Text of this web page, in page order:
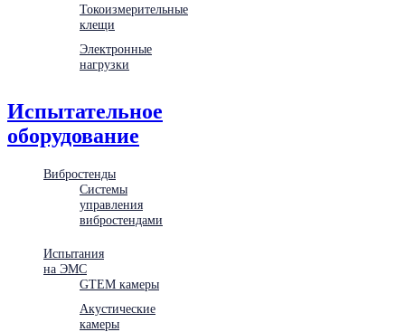
Токоизмерительные
клещи
Электронные
нагрузки
Испытательное
оборудование
Вибростенды
Системы
управления
вибростендами
Испытания
на ЭМС
GTEM камеры
Акустические
камеры